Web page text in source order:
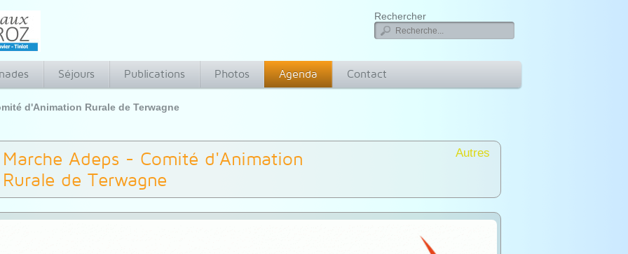
Rechercher
Séjours Publications Photos Agenda Contact
d'Animation Rurale de Terwagne
Marche Adeps - Comité d'Animation
Rurale de Terwagne
Autres